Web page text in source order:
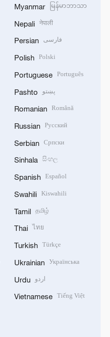
Myanmar မြန်မာဘာသာ
Nepali नेपाली
Persian فارسی
Polish Polski
Portuguese Português
Pashto پښتو
Romanian Română
Russian Русский
Serbian Српски
Sinhala සිංහල
Spanish Español
Swahili Kiswahili
Tamil தமிழ்
Thai ไทย
Turkish Türkçe
Ukrainian Українська
Urdu اردو
Vietnamese Tiếng Việt